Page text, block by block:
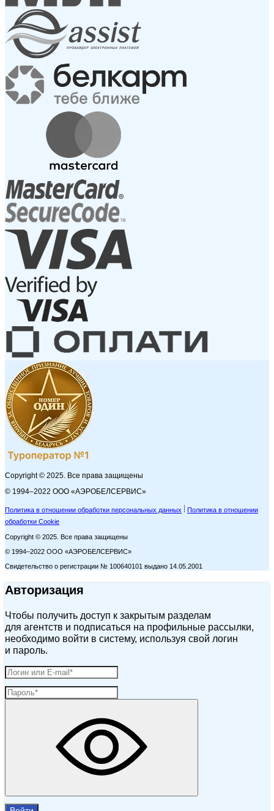
Copyright © 2025. Все права защищены
© 1994–2022 ООО «АЭРОБЕЛСЕРВИС»
Политика в отношении обработки персональных данных
Политика в отношении
обработки Cookie
Copyright © 2025. Все права защищены
© 1994–2022 ООО «АЭРОБЕЛСЕРВИС»
Свидетельство о регистрации № 100640101 выдано 14.05.2001
Авторизация
Чтобы получить доступ к закрытым разделам
для агентств и подписаться на профильные рассылки,
необходимо войти в систему, используя свой логин
и пароль.